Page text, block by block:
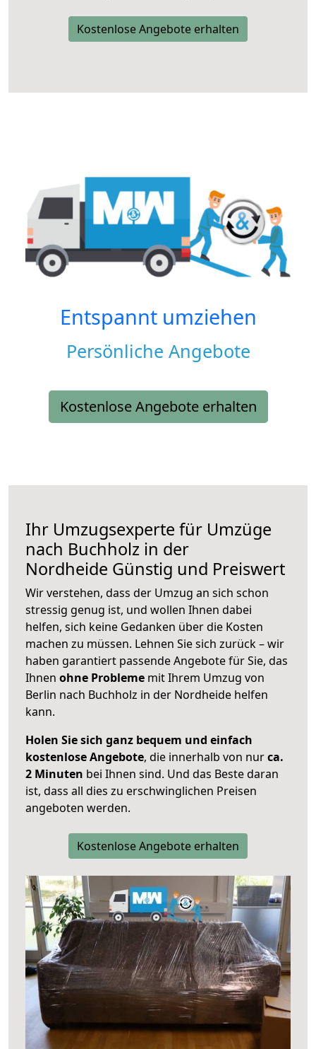
Kostenlose Angebote erhalten
Entspannt umziehen
Persönliche Angebote
Kostenlose Angebote erhalten
Ihr Umzugsexperte für Umzüge
nach Buchholz in der
Nordheide Günstig und Preiswert
Wir verstehen, dass der Umzug an sich schon
stressig genug ist, und wollen Ihnen dabei
helfen, sich keine Gedanken über die Kosten
machen zu müssen. Lehnen Sie sich zurück – wir
haben garantiert passende Angebote für Sie, das
Ihnen ohne Probleme mit Ihrem Umzug von
Berlin nach Buchholz in der Nordheide helfen
kann.
Holen Sie sich ganz bequem und einfach
kostenlose Angebote, die innerhalb von nurca.
2 Minuten bei Ihnen sind. Und das Beste daran
ist, dass all dies zu erschwinglichen Preisen
angeboten werden.
Kostenlose Angebote erhalten